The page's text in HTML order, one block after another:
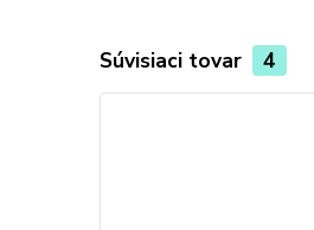
Súvisiaci tovar 4